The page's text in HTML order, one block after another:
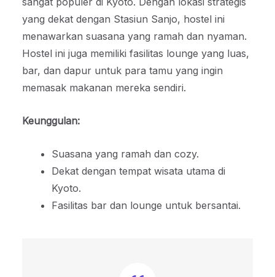
yang dekat dengan Stasiun Sanjo, hostel ini
menawarkan suasana yang ramah dan nyaman.
Hostel ini juga memiliki fasilitas lounge yang luas,
bar, dan dapur untuk para tamu yang ingin
memasak makanan mereka sendiri.
Keunggulan:
Suasana yang ramah dan cozy.
Dekat dengan tempat wisata utama di
Kyoto.
Fasilitas bar dan lounge untuk bersantai.